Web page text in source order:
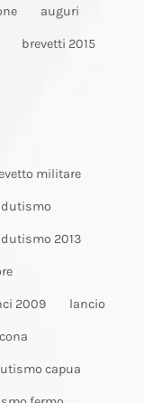
auguri
brevetti 2015
militare
2013
2009 lancio
capua